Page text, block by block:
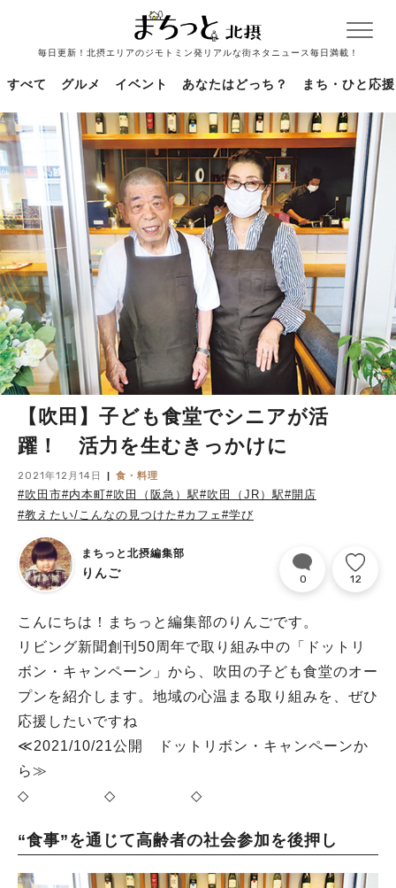
毎日更新！北摂エリアのジモトミン発リアルな街ネタニュース毎日満載！
すべて グルメ イベント あなたはどっち？ まち・ひと応援
【吹田】子ども食堂でシニアが活
躍！ 活力を生むきっかけに
2021年12月14日 食・料理
#吹田市#内本町#吹田（阪急）駅#吹田（JR）駅#開店
#教えたい/こんなの見つけた#カフェ #学び
まちっと北摂編集部
りんご 0 12
こんにちは！まちっと編集部のりんごです。
リビング新聞創刊50周年で取り組み中の「ドットリ
ボン・キャンペーン」から、吹田の子ども食堂のオー
プンを紹介します。地域の心温まる取り組みを、ぜひ
応援したいですね
≪2021/10/21公開 ドットリボン・キャンペーンか
ら≫
◇ ◇ ◇
“食事”を通じて高齢者の社会参加を後押し